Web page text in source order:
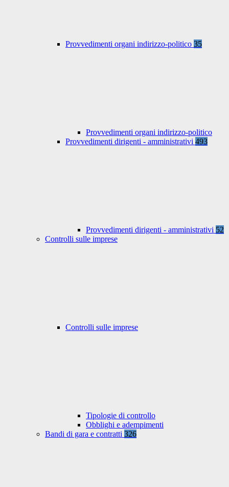
Provvedimenti organi indirizzo-politico 35
Provvedimenti organi indirizzo-politico
Provvedimenti dirigenti - amministrativi 493
Provvedimenti dirigenti - amministrativi 52
Controlli sulle imprese
Controlli sulle imprese
Tipologie di controllo
Obblighi e adempimenti
Bandi di gara e contratti 326